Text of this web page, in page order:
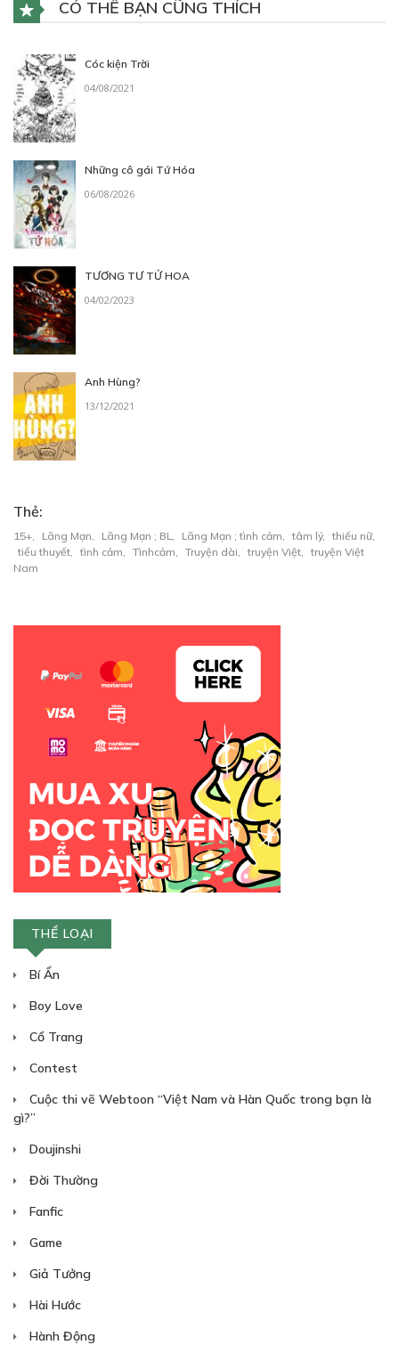
CÓ THỂ BẠN CŨNG THÍCH
Cóc kiện Trời
04/08/2021
Những cô gái Tứ Hóa
06/08/2026
TƯƠNG TƯ TỬ HOA
04/02/2023
Anh Hùng?
13/12/2021
Thẻ:
15+ Lãng Mạn Lãng Mạn ; BL Lãng Mạn ; tình cảm tâm lý, thiếu nữ,
tiểu thuyết
tình cảm Tìnhcảm Truyện dài truyện Việt
truyện Việt
Nam
THỂ LOẠI
Bí Ẩn
Boy Love
Cổ Trang
Contest
Cuộc thi vẽ Webtoon “Việt Nam và Hàn Quốc trong bạn là
gì?”
Doujinshi
Đời Thường
Fanfic
Game
Giả Tưởng
Hài Hước
Hành Động